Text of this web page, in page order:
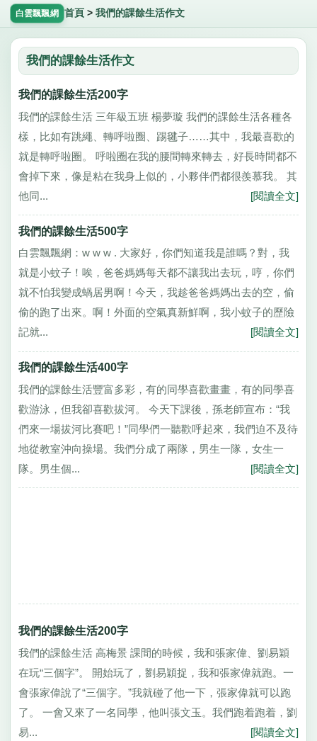
白雲飄飄網 首頁 > 我們的課餘生活作文
我們的課餘生活作文
我們的課餘生活200字
我們的課餘生活 三年級五班 楊夢璇 我們的課餘生活各種各
樣，比如有跳繩、轉呼啦圈、踢毽子……其中，我最喜歡的
就是轉呼啦圈。 呼啦圈在我的腰間轉來轉去，好長時間都不
會掉下來，像是粘在我身上似的，小夥伴們都很羨慕我。 其
他同...
[閱讀全文]
我們的課餘生活500字
白雲飄飄網：w w w . 大家好，你們知道我是誰嗎？對，我
就是小蚊子！唉，爸爸媽媽每天都不讓我出去玩，哼，你們
就不怕我變成蝸居男啊！今天，我趁爸爸媽媽出去的空，偷
偷的跑了出來。啊！外面的空氣真新鮮啊，我小蚊子的歷險
記就...
[閱讀全文]
我們的課餘生活400字
我們的課餘生活豐富多彩，有的同學喜歡畫畫，有的同學喜
歡游泳，但我卻喜歡拔河。 今天下課後，孫老師宣布：“我
們來一場拔河比賽吧！”同學們一聽歡呼起來，我們迫不及待
地從教室沖向操場。我們分成了兩隊，男生一隊，女生一
隊。男生個...
[閱讀全文]
我們的課餘生活200字
我們的課餘生活 高梅景 課間的時候，我和張家偉、劉易穎
在玩“三個字”。 開始玩了，劉易穎捉，我和張家偉就跑。一
會張家偉說了“三個字。”我就碰了他一下，張家偉就可以跑
了。 一會又來了一名同學，他叫張文玉。我們跑着跑着，劉
易...
[閱讀全文]